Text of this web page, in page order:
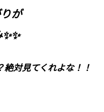
が
対見てくれよな！！